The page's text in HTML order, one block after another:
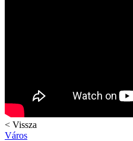
< Vissza
Város